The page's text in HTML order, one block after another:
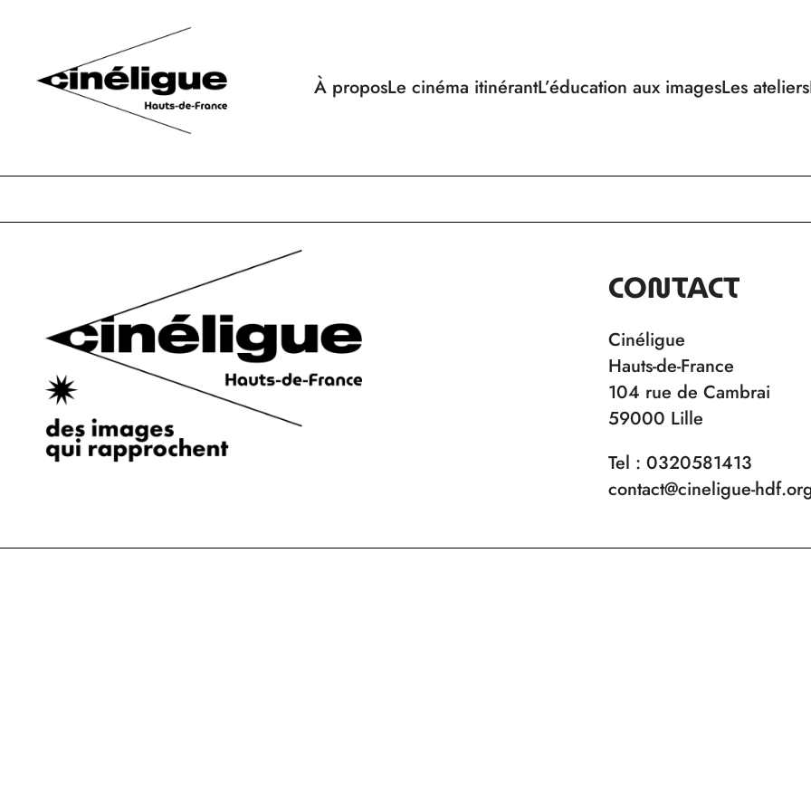
À proposLe cinéma itinérantL’éducation aux imagesLes ateliers
CONTACT
Cinéligue
Hauts-de-France
104 rue de Cambrai
59000 Lille
Tel : 0320581413
contact@cineligue-